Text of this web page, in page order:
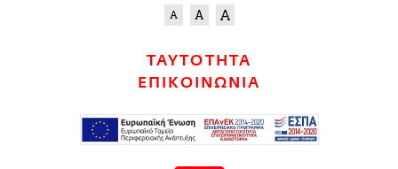
ΤΑΥΤΟΤΗΤΑ
ΕΠΙΚΟΙΝΩΝΙΑ